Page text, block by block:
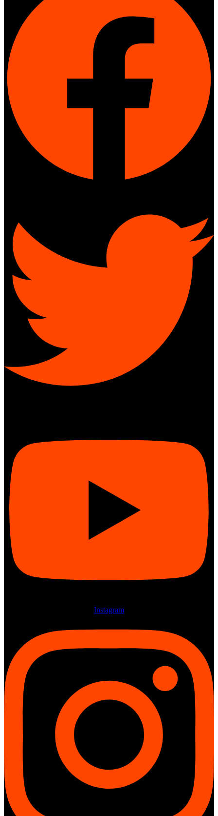
Instagram